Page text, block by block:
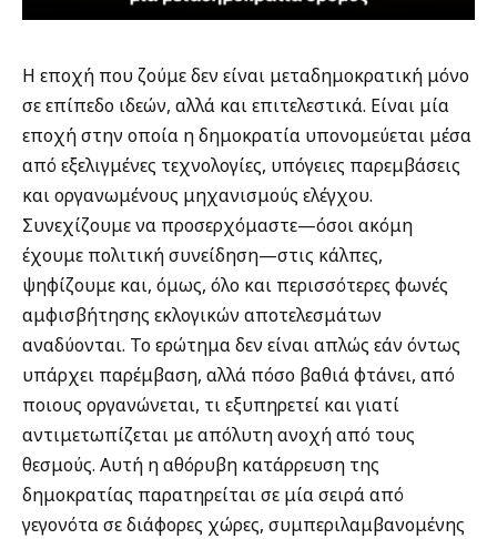
Η εποχή που ζούμε δεν είναι μεταδημοκρατική μόνο
σε επίπεδο ιδεών, αλλά και επιτελεστικά. Είναι μία
εποχή στην οποία η δημοκρατία υπονομεύεται μέσα
από εξελιγμένες τεχνολογίες, υπόγειες παρεμβάσεις
και οργανωμένους μηχανισμούς ελέγχου.
Συνεχίζουμε να προσερχόμαστε—όσοι ακόμη
έχουμε πολιτική συνείδηση—στις κάλπες,
ψηφίζουμε και, όμως, όλο και περισσότερες φωνές
αμφισβήτησης εκλογικών αποτελεσμάτων
αναδύονται. Το ερώτημα δεν είναι απλώς εάν όντως
υπάρχει παρέμβαση, αλλά πόσο βαθιά φτάνει, από
ποιους οργανώνεται, τι εξυπηρετεί και γιατί
αντιμετωπίζεται με απόλυτη ανοχή από τους
θεσμούς. Αυτή η αθόρυβη κατάρρευση της
δημοκρατίας παρατηρείται σε μία σειρά από
γεγονότα σε διάφορες χώρες, συμπεριλαμβανομένης